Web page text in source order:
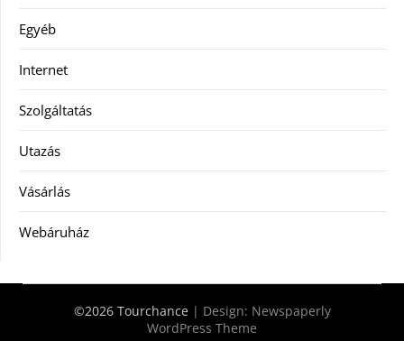
Egyéb
Internet
Szolgáltatás
Utazás
Vásárlás
Webáruház
©2026 Tourchance | Design: Newspaperly
WordPress Theme